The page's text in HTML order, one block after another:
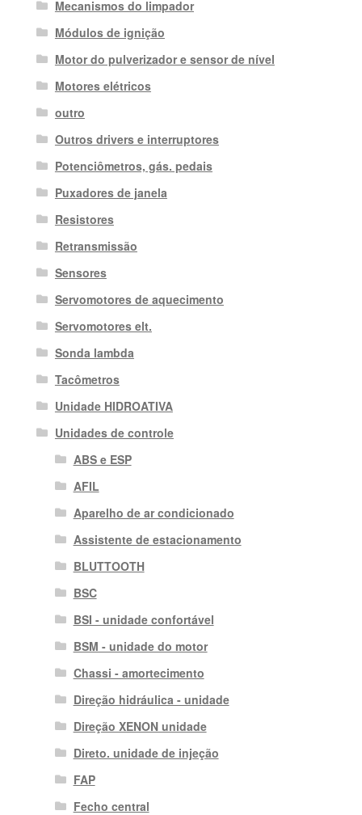
Mecanismos do limpador
Módulos de ignição
Motor do pulverizador e sensor de nível
Motores elétricos
outro
Outros drivers e interruptores
Potenciômetros, gás. pedais
Puxadores de janela
Resistores
Retransmissão
Sensores
Servomotores de aquecimento
Servomotores elt.
Sonda lambda
Tacômetros
Unidade HIDROATIVA
Unidades de controle
ABS e ESP
AFIL
Aparelho de ar condicionado
Assistente de estacionamento
BLUTTOOTH
BSC
BSI - unidade confortável
BSM - unidade do motor
Chassi - amortecimento
Direção hidráulica - unidade
Direção XENON unidade
Direto. unidade de injeção
FAP
Fecho central